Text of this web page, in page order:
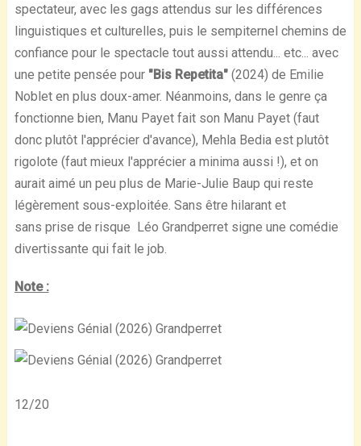
spectateur, avec les gags attendus sur les différences
linguistiques et culturelles, puis le sempiternel chemins de
confiance pour le spectacle tout aussi attendu... etc... avec
une petite pensée pour "Bis Repetita"(2024) de Emilie
Noblet en plus doux-amer. Néanmoins, dans le genre ça
fonctionne bien, Manu Payet fait son Manu Payet (faut
donc plutôt l'apprécier d'avance), Mehla Bedia est plutôt
rigolote (faut mieux l'apprécier a minima aussi !), et on
aurait aimé un peu plus de Marie-Julie Baup qui reste
légèrement sous-exploitée. Sans être hilarant et
sans prise de risque Léo Grandperret signe une comédie
divertissante qui fait le job.
Note :
12/20